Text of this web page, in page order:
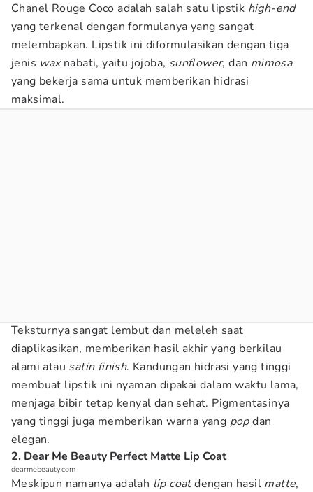
Chanel Rouge Coco adalah salah satu lipstik high-end
yang terkenal dengan formulanya yang sangat
melembapkan. Lipstik ini diformulasikan dengan tiga
jenis waxnabati, yaitu jojoba, sunflower, dan mimosa
yang bekerja sama untuk memberikan hidrasi
maksimal.
Teksturnya sangat lembut dan meleleh saat
diaplikasikan, memberikan hasil akhir yang berkilau
alami atau satin finish. Kandungan hidrasi yang tinggi
membuat lipstik ini nyaman dipakai dalam waktu lama,
menjaga bibir tetap kenyal dan sehat. Pigmentasinya
yang tinggi juga memberikan warna yang popdan
elegan.
2. Dear Me Beauty Perfect Matte Lip Coat
dearmebeauty.com
Meskipun namanya adalah lip coatdengan hasil matte,